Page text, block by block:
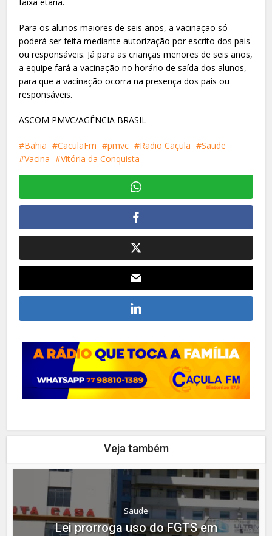
Para os alunos maiores de seis anos, a vacinação só
poderá ser feita mediante autorização por escrito dos pais
ou responsáveis. Já para as crianças menores de seis anos,
a equipe fará a vacinação no horário de saída dos alunos,
para que a vacinação ocorra na presença dos pais ou
responsáveis.
ASCOM PMVC/AGÊNCIA BRASIL
Bahia CaculaFm pmvc Radio Caçula
Saude
Vacina
Vitória da Conquista
Veja também
Saude
Lei prorroga uso do FGTS em